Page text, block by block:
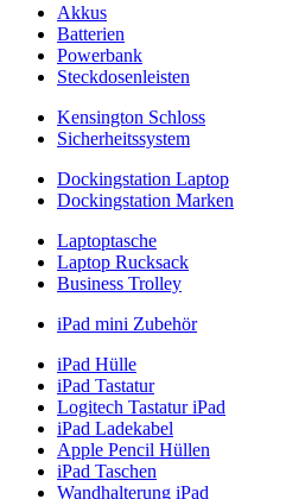
Akkus
Batterien
Powerbank
Steckdosenleisten
Kensington Schloss
Sicherheitssystem
Dockingstation Laptop
Dockingstation Marken
Laptoptasche
Laptop Rucksack
Business Trolley
iPad mini Zubehör
iPad Hülle
iPad Tastatur
Logitech Tastatur iPad
iPad Ladekabel
Apple Pencil Hüllen
iPad Taschen
Wandhalterung iPad